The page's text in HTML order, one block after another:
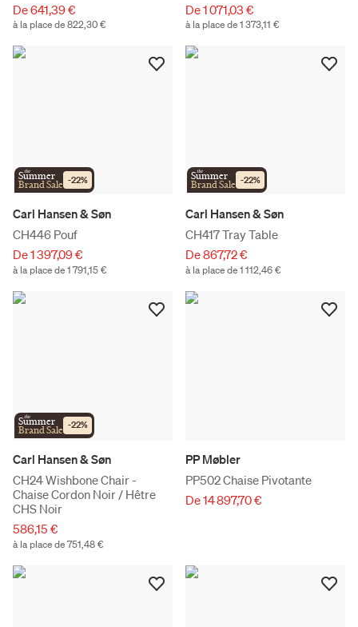
De 641,39 €
à la place de 822,30 €
De 1 071,03 €
à la place de 1 373,11 €
the
Summer
Brand Sale -22%
Carl Hansen & Søn
CH446 Pouf
De 1 397,09 €
à la place de 1 791,15 €
the
Summer
Brand Sale -22%
Carl Hansen & Søn
CH417 Tray Table
De 867,72 €
à la place de 1 112,46 €
the
Summer
Brand Sale -22%
Carl Hansen & Søn
CH24 Wishbone Chair -
Chaise Cordon Noir / Hêtre
CHS Noir
586,15 €
à la place de 751,48 €
PP Møbler
PP502 Chaise Pivotante
De 14 897,70 €